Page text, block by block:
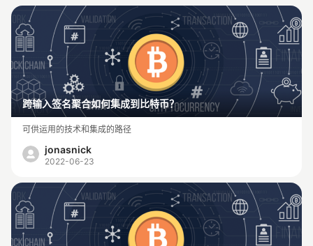
跨输入签名聚合如何集成到比特币？
可供运用的技术和集成的路径
jonasnick
2022-06-23